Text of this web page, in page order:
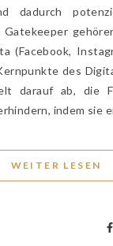
dadurch
(Facebook,
des
darauf ab, die
indem sie
WEITER LESEN